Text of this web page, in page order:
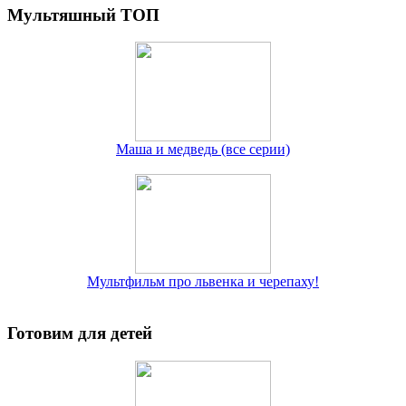
Мультяшный ТОП
Маша и медведь (все серии)
Мультфильм про львенка и черепаху!
Готовим для детей